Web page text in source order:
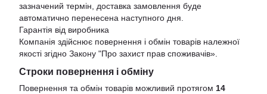
зазначений термін, доставка замовлення буде
автоматично перенесена наступного дня.
Гарантія від виробника
Компанія здійснює повернення і обмін товарів належної
якості згідно Закону "Про захист прав споживачів»
Строки повернення і обміну
Повернення та обмін товарів можливий протягом 14